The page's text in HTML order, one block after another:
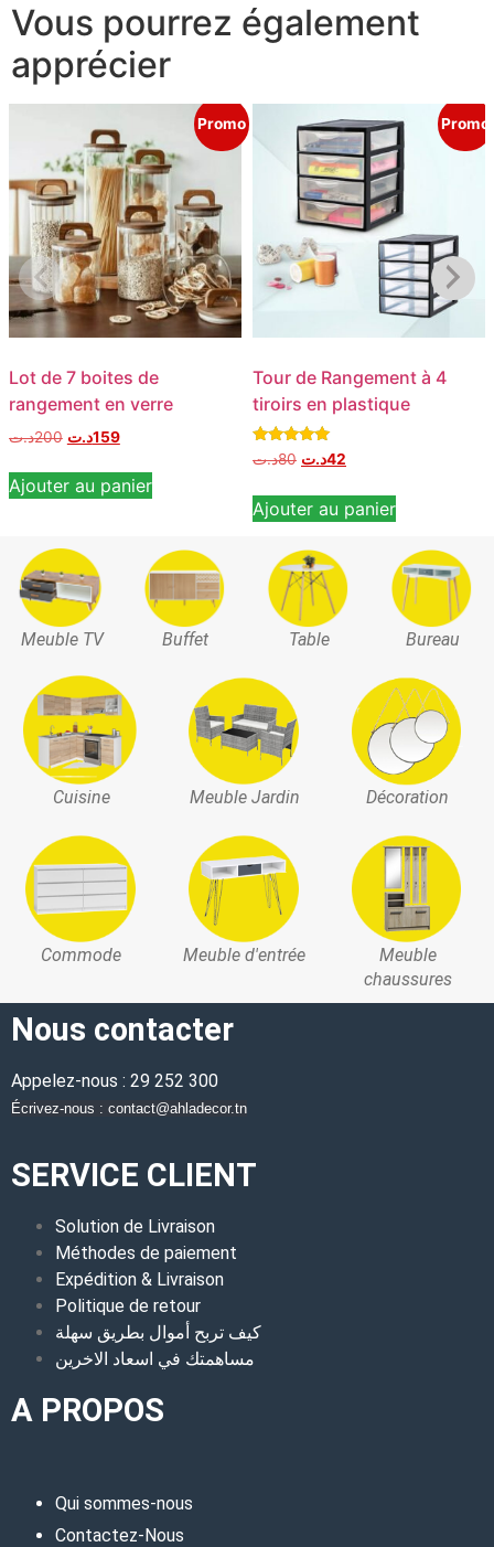
Vous pourrez également
apprécier
Promo
Lot de 7 boites de
rangement en verre
200د.ت 159د.ت
Ajouter au panier
Promo
Tour de Rangement à 4
tiroirs en plastique
Note
5.00
80د.ت 42د.ت
Ajouter au panier
Meuble TV Buffet Table Bureau
Cuisine Meuble Jardin Décoration
Commode Meuble d'entrée
Meuble
chaussures
Nous contacter
Appelez-nous : 29 252 300
Écrivez-nous : contact@ahladecor.tn
SERVICE CLIENT
Solution de Livraison
Méthodes de paiement
Expédition & Livraison
Politique de retour
كيف تربح أموال بطريق سهلة
مساهمتك في اسعاد الاخرين
A PROPOS
Qui sommes-nous
Contactez-Nous